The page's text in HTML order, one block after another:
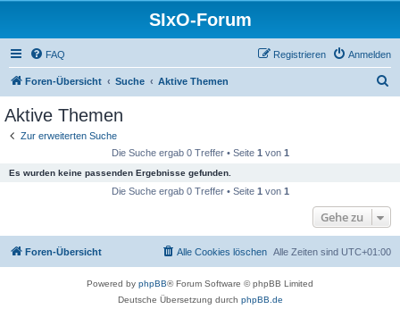
SIxO-Forum
FAQ Anmelden
Registrieren
Foren-Übersicht Suche Aktive Themen
Aktive Themen
Zur erweiterten Suche
Die Suche ergab 0 Treffer • Seite 1 von 1
Es wurden keine passenden Ergebnisse gefunden.
Die Suche ergab 0 Treffer • Seite 1 von 1
Gehe zu
Foren-Übersicht Alle Zeiten sind UTC+01:00
Alle Cookies löschen
Powered by phpBB® Forum Software © phpBB Limited
Deutsche Übersetzung durch phpBB.de